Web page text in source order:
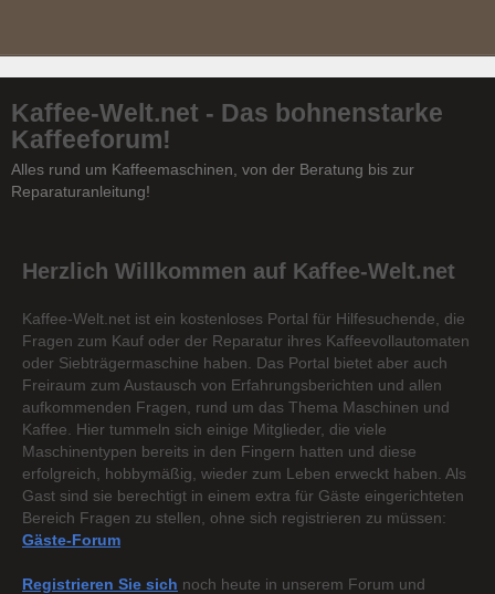
Kaffee-Welt.net - Das bohnenstarke
Kaffeeforum!
Alles rund um Kaffeemaschinen, von der Beratung bis zur
Reparaturanleitung!
Herzlich Willkommen auf Kaffee-Welt.net
Kaffee-Welt.net ist ein kostenloses Portal für Hilfesuchende, die
Fragen zum Kauf oder der Reparatur ihres Kaffeevollautomaten
oder Siebträgermaschine haben. Das Portal bietet aber auch
Freiraum zum Austausch von Erfahrungsberichten und allen
aufkommenden Fragen, rund um das Thema Maschinen und
Kaffee. Hier tummeln sich einige Mitglieder, die viele
Maschinentypen bereits in den Fingern hatten und diese
erfolgreich, hobbymäßig, wieder zum Leben erweckt haben. Als
Gast sind sie berechtigt in einem extra für Gäste eingerichteten
Bereich Fragen zu stellen, ohne sich registrieren zu müssen:
Gäste-Forum
Registrieren Sie sich noch heute in unserem Forum und